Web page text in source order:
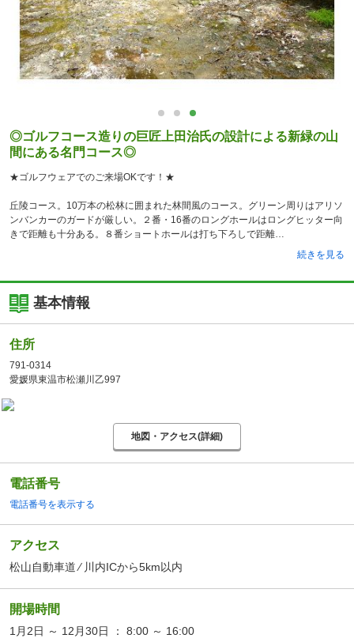
◎ゴルフコース造りの巨匠上田治氏の設計による新緑の山
間にある名門コース◎
★ゴルフウェアでのご来場OKです！★
丘陵コース。10万本の松林に囲まれた林間風のコース。グリーン周りはアリソ
ンバンカーのガードが厳しい。２番・16番のロングホールはロングヒッター向
きで距離も十分ある。８番ショートホールは打ち下ろしで距離
続きを見る
基本情報
住所
791-0314
愛媛県東温市松瀬川乙997
地図・アクセス(詳細)
電話番号
電話番号を表示する
アクセス
松山自動車道 ⁄ 川内ICから5km以内
開場時間
1月2日 ～ 12月30日 ： 8:00 ～ 16:00